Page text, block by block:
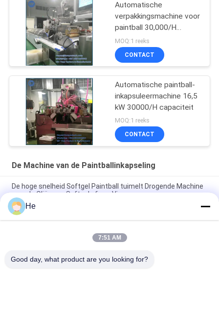
Automatische
verpakkingsmachine voor
paintball 30,000/H
SUS304
MOQ:1 reeks
CONTACT
Automatische paintball-
inkapsuleermachine 16,5
kW 30000/H capaciteit
MOQ:1 reeks
CONTACT
De Machine van de Paintballinkapseling
De hoge snelheid Softgel Paintball tuimelt Drogende Machine
voor de Oliën van Softgel of van Vissen
18000Pcs de Inkapselingsproductielijn van hoge snelheidsce
Paintball
Zachte Gelatine 10 de Machine van de Duim30000/h Paintball
He
7:51 AM
Good day, what product are you looking for?